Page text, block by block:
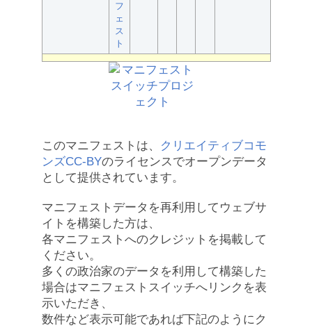
フ
ェ
ス
ト
このマニフェストは、
クリエイティブコモ
ンズCC-BYのライセンスでオープンデータ
として提供されています。
マニフェストデータを再利用してウェブサ
イトを構築した方は、
各マニフェストへのクレジットを掲載して
ください。
多くの政治家のデータを利用して構築した
場合はマニフェストスイッチへリンクを表
示いただき、
数件など表示可能であれば下記のようにク